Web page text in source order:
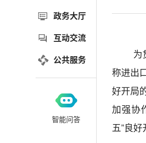
为
称进出
好开局
加强协
五”良好
政务大厅
互动交流
公共服务
智能问答